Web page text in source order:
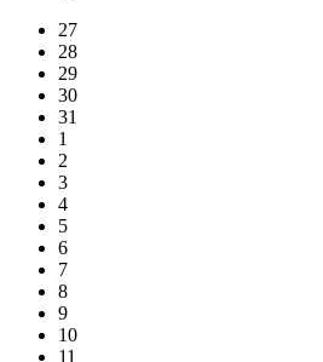
27
28
29
30
31
1
2
3
4
5
6
7
8
9
10
11